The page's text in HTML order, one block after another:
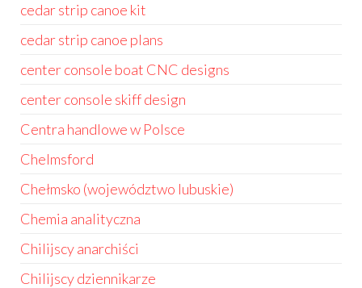
cedar strip canoe kit
cedar strip canoe plans
center console boat CNC designs
center console skiff design
Centra handlowe w Polsce
Chelmsford
Chełmsko (województwo lubuskie)
Chemia analityczna
Chilijscy anarchiści
Chilijscy dziennikarze